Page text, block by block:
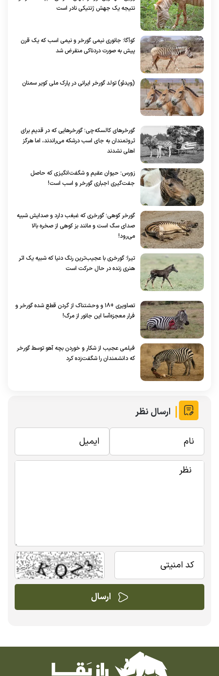
نتیجه یک جهش ژنتیکی نادر است
کوآگا؛ جانوری نیمی گورخر و نیمی اسب که یک قرن
پیش به صورت دردناکی منقرض شد
(ویدئو) تولد گورخر ایرانی در پارک ملی کویر سمنان
گورخر‌های کالسکه‌چی؛ گورخر‌هایی که در قدیم برای
ثروتمندان به جای اسب درشکه می‌راندند، اما هرگز
اهلی نشدند
زورس؛ حیوان عقیم و شگفت‌انگیزی که حاصل
جفت‌گیری اجباری گورخر و اسب است!
گورخر کوهی؛ گورخری که غبغب دارد و صدایش شبیه
صدای سگ است و مانند بز کوهی از صخره بالا
می‌رود!
تیرا؛ گورخری با عجیب‌ترین رنگ دنیا که شبیه یک اثر
هنری زنده در حال حرکت است
تصاویری +۱۸ و وحشتناک از گردن قطع شده گورخر و
فرار معجزه‌آسا این جانور از مرگ!
فیلمی عجیب از شکار و خوردن بچه آهو توسط گورخر
که دانشمندان را شگفت‌زده کرد
ارسال نظر